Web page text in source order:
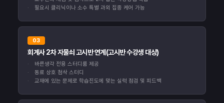
필요시 클리닉이나 소수 특별 과외 집중 케어 가능
03
회계사 2차 자물쇠 고시반 연계(고시반 수강생 대상)
바른생각 전용 스터디룸 제공
동료 상호 첨삭 스터디
교재에 있는 문제로 학습진도에 맞는 실력 점검 및 피드백